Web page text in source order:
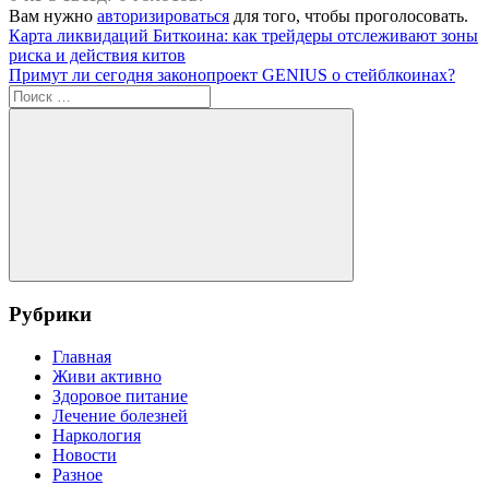
Вам нужно авторизироваться для того, чтобы проголосовать.
Навигация
по
записям
Предыдущая
запись:
Карта ликвидаций Биткоина: как трейдеры отслеживают зоны
риска и действия китов
Следующая
запись:
Примут ли сегодня законопроект GENIUS о стейблкоинах?
Поиск
для:
Поиск
Рубрики
Главная
Живи активно
Здоровое питание
Лечение болезней
Наркология
Новости
Разное